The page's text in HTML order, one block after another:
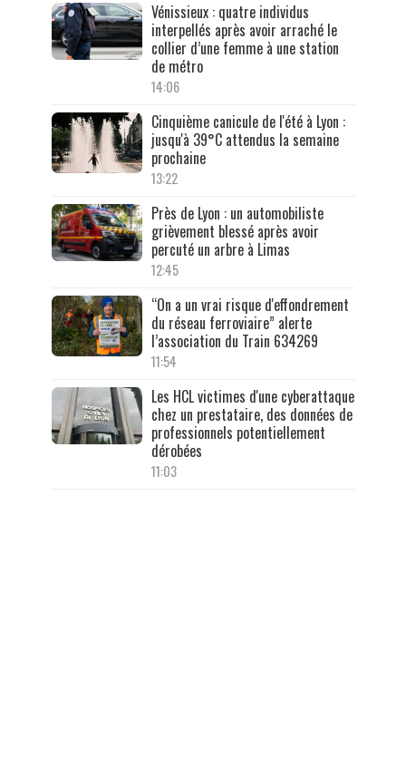
Vénissieux : quatre individus
interpellés après avoir arraché le
collier d’une femme à une station
de métro
14:06
Cinquième canicule de l'été à Lyon :
jusqu'à 39°C attendus la semaine
prochaine
13:22
Près de Lyon : un automobiliste
grièvement blessé après avoir
percuté un arbre à Limas
12:45
“On a un vrai risque d'effondrement
du réseau ferroviaire” alerte
l’association du Train 634269
11:54
Les HCL victimes d'une cyberattaque
chez un prestataire, des données de
professionnels potentiellement
dérobées
11:03